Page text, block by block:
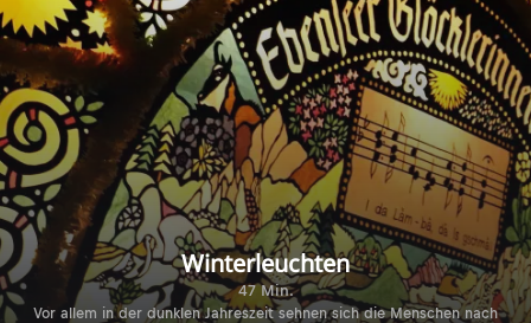
Winterleuchten
47 Min.
Vor allem in der dunklen Jahreszeit sehnen sich die Menschen nach